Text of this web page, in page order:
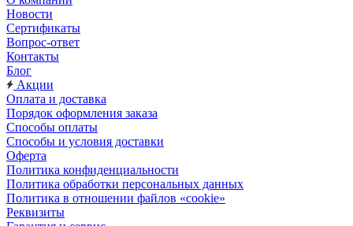
Новости
Сертификаты
Вопрос-ответ
Контакты
Блог
Акции
Оплата и доставка
Порядок оформления заказа
Способы оплаты
Способы и условия доставки
Оферта
Политика конфиденциальности
Политика обработки персональных данных
Политика в отношении файлов «cookie»
Реквизиты